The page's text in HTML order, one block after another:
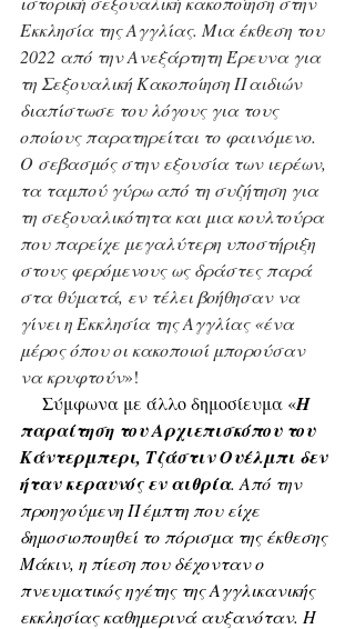
Εκκλησία της Αγγλίας. Μια έκθεση του
2022 από την Ανεξάρτητη Έρευνα για
τη Σεξουαλική Κακοποίηση Παιδιών
διαπίστωσε του λόγους για τους
οποίους παρατηρείται το φαινόμενο.
Ο σεβασμός στην εξουσία των ιερέων,
τα ταμπού γύρω από τη συζήτηση για
τη σεξουαλικότητα και μια κουλτούρα
που παρείχε μεγαλύτερη υποστήριξη
στους φερόμενους ως δράστες παρά
στα θύματά, εν τέλει βοήθησαν να
γίνει η Εκκλησία της Αγγλίας «ένα
μέρος όπου οι κακοποιοί μπορούσαν
να κρυφτούν»!
Σύμφωνα με άλλο δημοσίευμα «Η
παραίτηση του Αρχιεπισκόπου του
Κάντερμπερι, Τζάστιν Ουέλμπι δεν
ήταν κεραυνός εν αιθρία. Από την
προηγούμενη Πέμπτη που είχε
δημοσιοποιηθεί το πόρισμα της έκθεσης
Μάκιν, η πίεση που δέχονταν ο
πνευματικός ηγέτης της Αγγλικανικής
εκκλησίας καθημερινά αυξανόταν. Η